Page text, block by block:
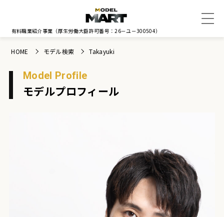
有料職業紹介事業 （厚生労働大臣許可番号：26－ユ－300504）
HOME モデル検索 Takayuki
Model Profile
モデルプロフィール